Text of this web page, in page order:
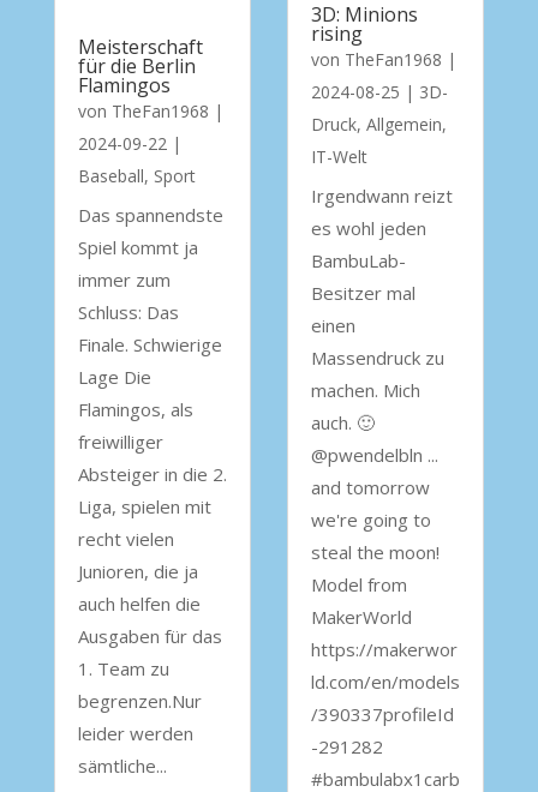
Meisterschaft
für die Berlin
Flamingos
von TheFan1968 |
2024-09-22|
Baseball, Sport
Das spannendste
Spiel kommt ja
immer zum
Schluss: Das
Finale. Schwierige
Lage Die
Flamingos, als
freiwilliger
Absteiger in die 2.
Liga, spielen mit
recht vielen
Junioren, die ja
auch helfen die
Ausgaben für das
1. Team zu
begrenzen.Nur
leider werden
sämtliche...
3D: Minions
rising
von TheFan1968 |
2024-08-25 | 3D-
Druck, Allgemein,
IT-Welt
Irgendwann reizt
es wohl jeden
BambuLab-
Besitzer mal
einen
Massendruck zu
machen. Mich
auch. 🙂
@pwendelbln ...
and tomorrow
we're going to
steal the moon!
Model from
MakerWorld
https://makerwor
ld.com/en/models
/390337profileId
-291282
#bambulabx1carb